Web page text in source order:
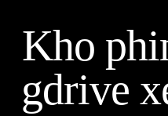
Kho
gdrive